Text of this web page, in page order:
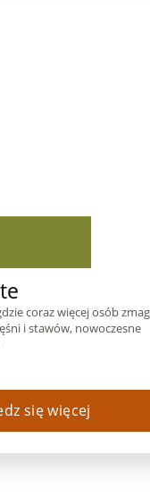
coraz więcej osób
i stawów, nowoczesne
się więcej